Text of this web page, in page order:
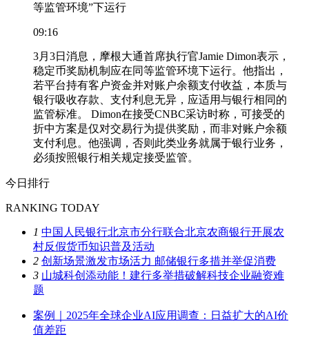
等监管环境”下运行
09:16
3月3日消息，摩根大通首席执行官Jamie Dimon表示，
稳定币奖励机制应在同等监管环境下运行。他指出，
若平台持有客户资金并对账户余额支付收益，本质与
银行吸收存款、支付利息无异，应适用与银行相同的
监管标准。 Dimon在接受CNBC采访时称，可接受的
折中方案是仅对交易行为提供奖励，而非对账户余额
支付利息。他强调，否则此类业务就属于银行业务，
必须按照银行相关规定接受监管。
今日排行
RANKING TODAY
1 中国人民银行北京市分行联合北京农商银行开展农
村反假货币知识普及活动
2 创新场景激发市场活力 邮储银行多措并举促消费
3 山城科创添动能！建行多举措破解科技企业融资难
题
案例｜2025年全球企业AI应用调查：日益扩大的AI价
值差距